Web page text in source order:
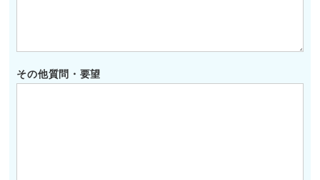
その他質問・要望